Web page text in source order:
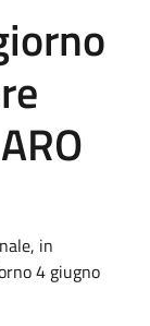
in
4 giugno